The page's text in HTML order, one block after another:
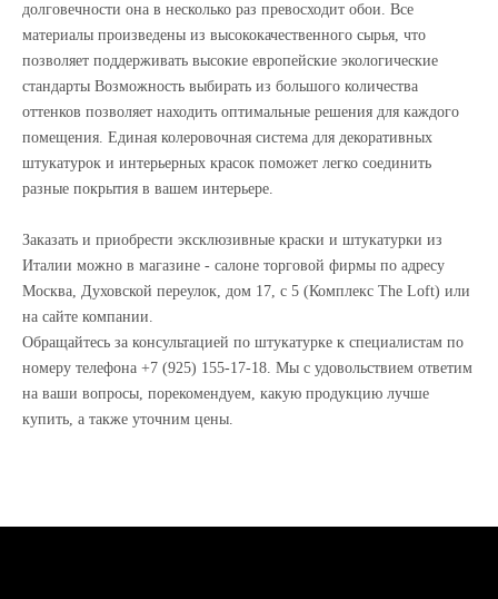
долговечности она в несколько раз превосходит обои. Все
материалы произведены из высококачественного сырья, что
позволяет поддерживать высокие европейские экологические
стандарты Возможность выбирать из большого количества
оттенков позволяет находить оптимальные решения для каждого
помещения. Единая колеровочная система для декоративных
штукатурок и интерьерных красок поможет легко соединить
разные покрытия в вашем интерьере.
Заказать и приобрести эксклюзивные краски и штукатурки из
Италии можно в магазине - салоне торговой фирмы по адресу
Москва, Духовской переулок, дом 17, с 5 (Комплекс The Loft) или
на сайте компании.
Обращайтесь за консультацией по штукатурке к специалистам по
номеру телефона +7 (925) 155-17-18. Мы с удовольствием ответим
на ваши вопросы, порекомендуем, какую продукцию лучше
купить, а также уточним цены.